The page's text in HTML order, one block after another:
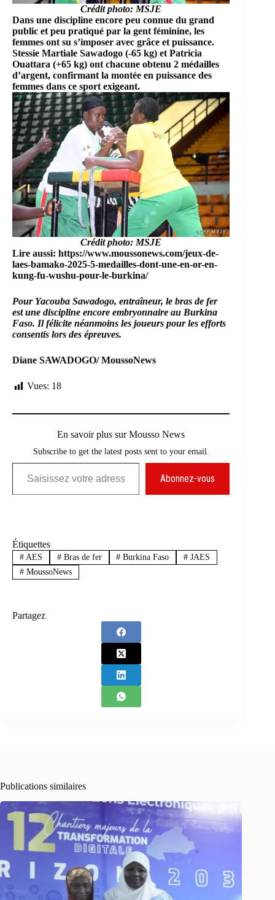
Crédit photo: MSJE
Dans une discipline encore peu connue du grand
public et peu pratiqué par la gent féminine, les
femmes ont su s’imposer avec grâce et puissance.
Stessie Martiale Sawadogo (-65 kg) et Patricia
Ouattara (+65 kg) ont chacune obtenu 2 médailles
d’argent, confirmant la montée en puissance des
femmes dans ce sport exigeant.
Crédit photo: MSJE
Lire aussi: https://www.moussonews.com/jeux-de-
laes-bamako-2025-5-medailles-dont-une-en-or-en-
kung-fu-wushu-pour-le-burkina/
Pour Yacouba Sawadogo, entraîneur, le bras de fer
est une discipline encore embryonnaire au Burkina
Faso. Il félicite néanmoins les joueurs pour les efforts
consentis lors des épreuves.
Diane SAWADOGO/ MoussoNews
Vues: 18
En savoir plus sur Mousso News
Subscribe to get the latest posts sent to your email.
Saisissez votre adresse e-mail…
Abonnez-vous
Étiquettes
#AES #Bras de fer # Burkina Faso # JAES
#MoussoNews
Partagez
Publications similaires